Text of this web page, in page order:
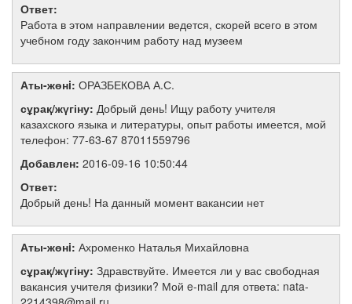
Ответ:
Работа в этом направлении ведется, скорей всего в этом
учебном году закончим работу над музеем
Аты-жөнi: ОРАЗБЕКОВА А.С.
сұрақ/жүгіну: Добрый день! Ищу работу учителя
казахского языка и литературы, опыт работы имеется, мой
телефон: 77-63-67 87011559796
Добавлен: 2016-09-16 10:50:44
Ответ:
Добрый день! На данный момент вакансии нет
Аты-жөнi: Ахроменко Наталья Михайловна
сұрақ/жүгіну: Здравствуйте. Имеется ли у вас свободная
вакансия учителя физики? Мой e-mail для ответа: nata-